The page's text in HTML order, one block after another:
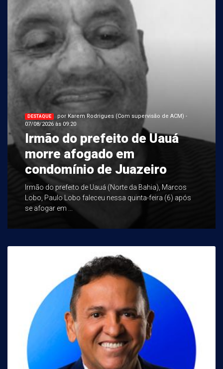
DESTAQUE
por Karem Rodrigues (Com supervisão de ACM) -
07/08/2026 às 09:20
Irmão do prefeito de Uauá
morre afogado em
condomínio de Juazeiro
Irmão do prefeito de Uauá (Norte da Bahia), Marcos
Lobo, Paulo Lobo faleceu nessa quinta-feira (6) após
se afogar em ...